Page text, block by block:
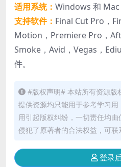
适用系统： Windows 和 Mac
支持软件： Final Cut Pro，
Motion，Premiere Pro，
Smoke，Avid，Vegas，
件。
#版权声明# 本站所有资源版
提供资源均只能用于参考学习
用引起版权纠纷，一切责任均
侵犯了原著者的合法权益，可联
登录